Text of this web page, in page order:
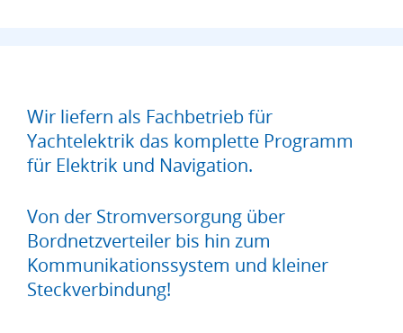
Wir liefern als Fachbetrieb für
Yachtelektrik das komplette Programm
für Elektrik und Navigation.
Von der Stromversorgung über
Bordnetzverteiler bis hin zum
Kommunikationssystem und kleiner
Steckverbindung!